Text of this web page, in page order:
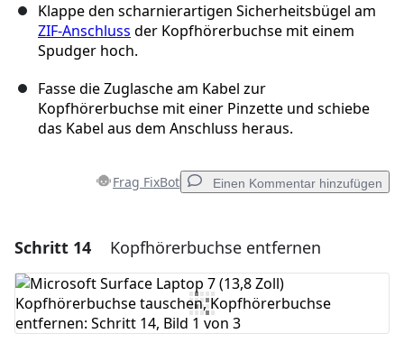
Klappe den scharnierartigen Sicherheitsbügel am
ZIF-Anschluss der Kopfhörerbuchse mit einem
Spudger hoch.
Fasse die Zuglasche am Kabel zur
Kopfhörerbuchse mit einer Pinzette und schiebe
das Kabel aus dem Anschluss heraus.
Frag FixBot Einen Kommentar hinzufügen
Einen Kommentar hinzufügen
Kommentar hinzufügen
Schritt 14 Kopfhörerbuchse entfernen